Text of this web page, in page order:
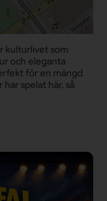
kulturlivet som
och eleganta
för en mängd
spelat här, så